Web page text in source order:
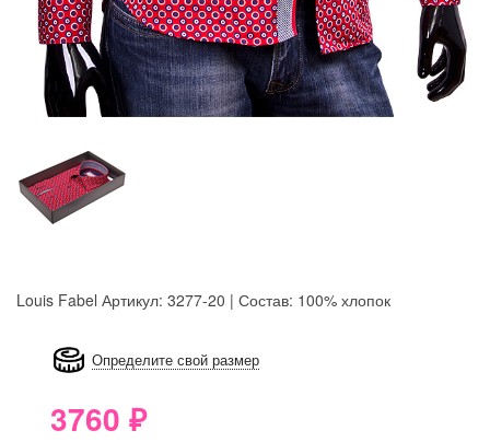
Louis Fabel Артикул: 3277-20 | Состав: 100% хлопок
Определите свой размер
3760 ₽